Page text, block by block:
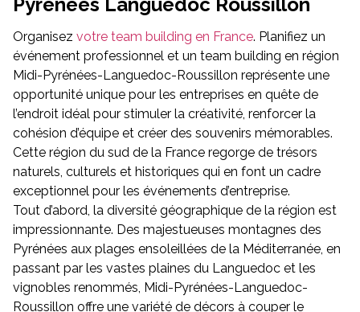
Organisez votre team building en France. Planifiez un
événement professionnel et un team building en région
Midi-Pyrénées-Languedoc-Roussillon représente une
opportunité unique pour les entreprises en quête de
l’endroit idéal pour stimuler la créativité, renforcer la
cohésion d’équipe et créer des souvenirs mémorables.
Cette région du sud de la France regorge de trésors
naturels, culturels et historiques qui en font un cadre
exceptionnel pour les événements d’entreprise.
Tout d’abord, la diversité géographique de la région est
impressionnante. Des majestueuses montagnes des
Pyrénées aux plages ensoleillées de la Méditerranée, en
passant par les vastes plaines du Languedoc et les
vignobles renommés, Midi-Pyrénées-Languedoc-
Roussillon offre une variété de décors à couper le